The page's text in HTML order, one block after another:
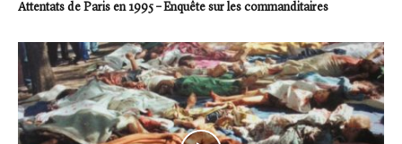
Attentats de Paris en 1995 – Enquête sur les commanditaires